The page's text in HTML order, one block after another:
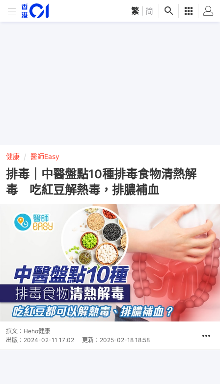
繁 简
健康 醫師Easy
排毒｜中醫盤點10種排毒食物清熱解
毒 吃紅豆解熱毒，排膿補血
撰文： Heho健康
出版： 2024-02-11 17:02 更新： 2025-02-18 18:58